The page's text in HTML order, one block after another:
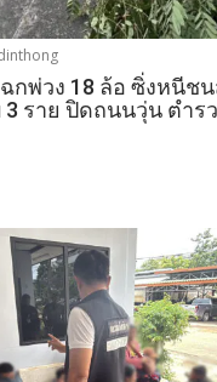
กพ่วง 18 ล้อ ซิ่งหนีช
3 ราย ปิดถนนวุ่น ตำร